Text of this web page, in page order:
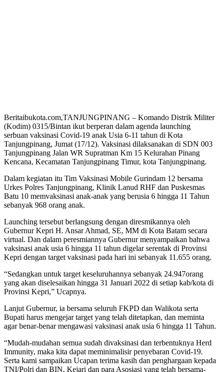
Beritaibukota.com,TANJUNGPINANG – Komando Distrik Militer
(Kodim) 0315/Bintan ikut berperan dalam agenda launching
serbuan vaksinasi Covid-19 anak Usia 6-11 tahun di Kota
Tanjungpinang, Jumat (17/12). Vaksinasi dilaksanakan di SDN 003
Tanjungpinang Jalan WR Supratman Km 15 Kelurahan Pinang
Kencana, Kecamatan Tanjungpinang Timur, kota Tanjungpinang.
Dalam kegiatan itu Tim Vaksinasi Mobile Gurindam 12 bersama
Urkes Polres Tanjungpinang, Klinik Lanud RHF dan Puskesmas
Batu 10 memvaksinasi anak-anak yang berusia 6 hingga 11 Tahun
sebanyak 968 orang anak.
Launching tersebut berlangsung dengan diresmikannya oleh
Gubernur Kepri H. Ansar Ahmad, SE, MM di Kota Batam secara
virtual. Dan dalam peresmiannya Gubernur menyampaikan bahwa
vaksinasi anak usia 6 hingga 11 tahun digelar serentak di Provinsi
Kepri dengan target vaksinasi pada hari ini sebanyak 11.655 orang.
“Sedangkan untuk target keseluruhannya sebanyak 24.947orang
yang akan diselesaikan hingga 31 Januari 2022 di setiap kab/kota di
Provinsi Kepri,” Ucapnya.
Lanjut Gubernur, ia bersama seluruh FKPD dan Walikota serta
Bupati harus mengejar target yang telah ditetapkan, dan meminta
agar benar-benar mengawasi vaksinasi anak usia 6 hingga 11 Tahun.
“Mudah-mudahan semua sudah divaksinasi dan terbentuknya Herd
Immunity, maka kita dapat meminimalisir penyebaran Covid-19.
Serta kami sampaikan Ucapan terima kasih dan penghargaan kepada
TNI/Polri dan BIN, Kejari dan para Asosiasi yang telah bersama-